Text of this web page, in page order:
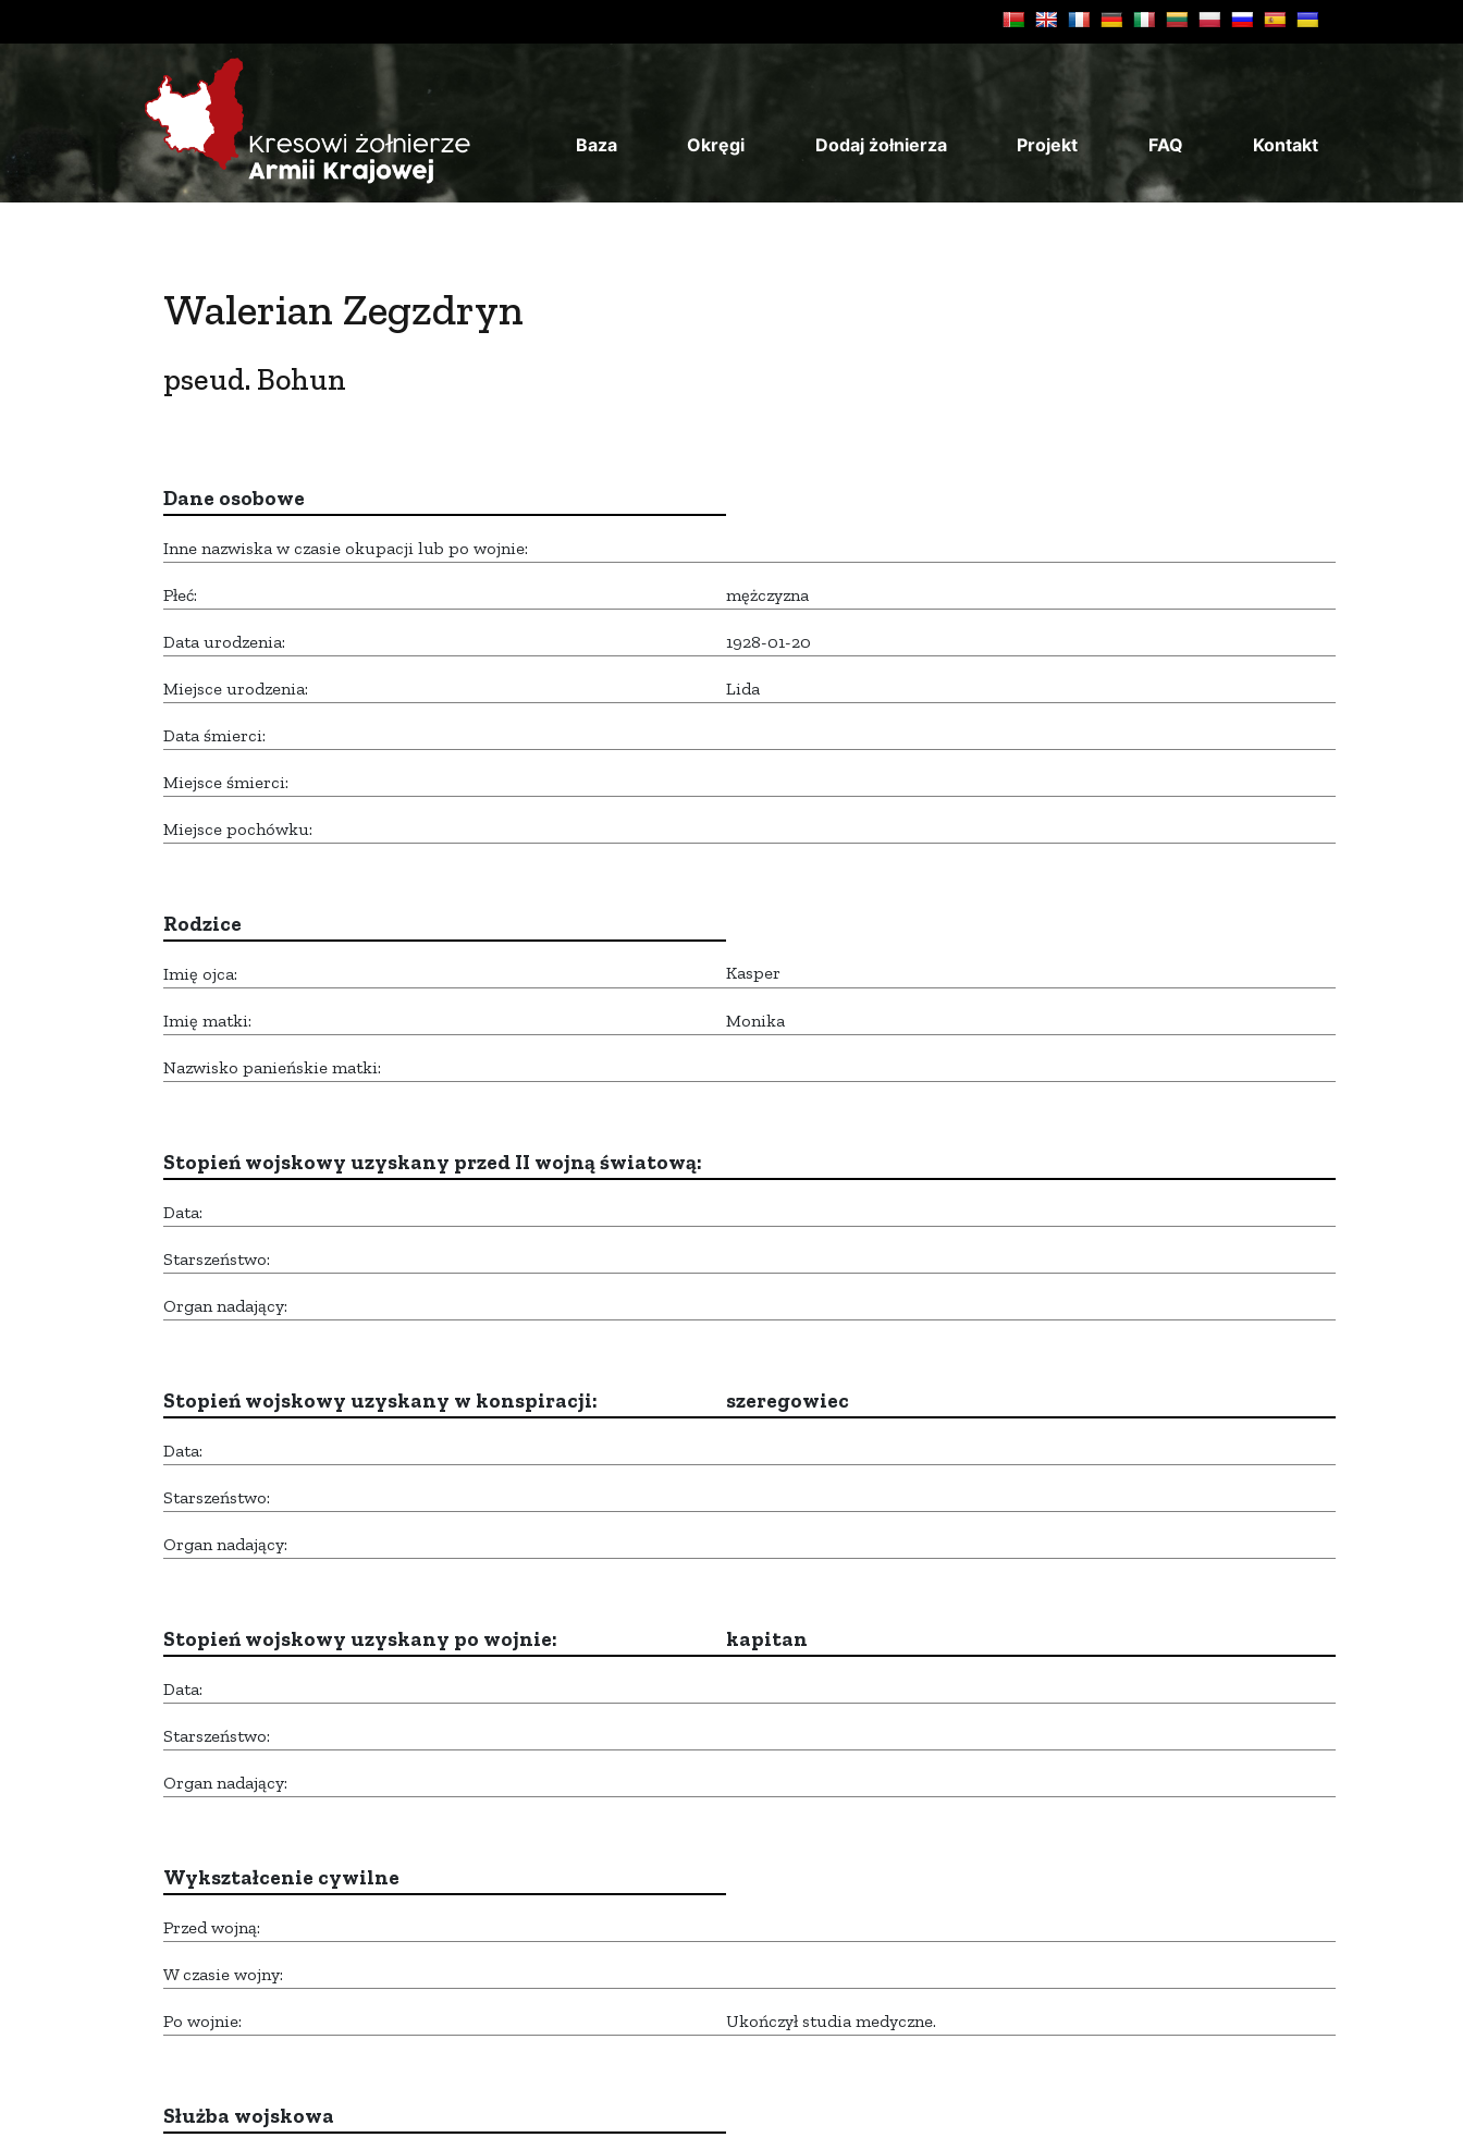
Baza Okręgi Dodaj żołnierza Projekt FAQ Kontakt
Walerian Zegzdryn
pseud. Bohun
Dane osobowe
Inne nazwiska w czasie okupacji lub po wojnie:
Płeć: mężczyzna
Data urodzenia: 1928-01-20
Miejsce urodzenia: Lida
Data śmierci:
Miejsce śmierci:
Miejsce pochówku:
Rodzice
Imię ojca: Kasper
Imię matki: Monika
Nazwisko panieńskie matki:
Stopień wojskowy uzyskany przed II wojną światową:
Data:
Starszeństwo:
Organ nadający:
Stopień wojskowy uzyskany w konspiracji: szeregowiec
Data:
Starszeństwo:
Organ nadający:
Stopień wojskowy uzyskany po wojnie: kapitan
Data:
Starszeństwo:
Organ nadający:
Wykształcenie cywilne
Przed wojną:
W czasie wojny:
Po wojnie: Ukończył studia medyczne.
Służba wojskowa